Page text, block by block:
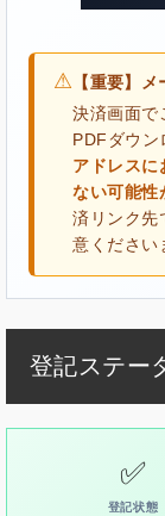
⚠ 【重要】
決済画面で
PDFダウン
アドレスに
ない可能性
済リンク先
意ください
登記ステー
✅
登記状態